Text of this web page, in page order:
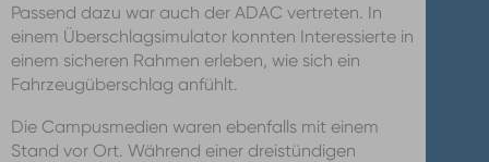
Passend dazu war auch der ADAC vertreten. In
einem Überschlagsimulator konnten Interessierte in
einem sicheren Rahmen erleben, wie sich ein
Fahrzeugüberschlag anfühlt.
Die Campusmedien waren ebenfalls mit einem
Stand vor Ort. Während einer dreistündigen